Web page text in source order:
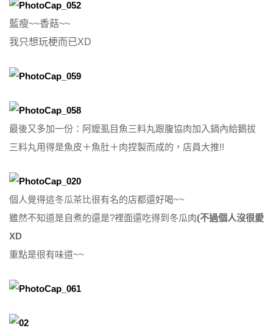
藍瘦~~香菇~~
我只想玩梗而已XD
最後又多加一份：阿嬤虱目魚三料丸跟腹協肉加入鍋內給鵝拔
三料丸用得是魚皮＋魚肚＋肉捏製而成的，店員大推!!
個人覺得這冬瓜茶比很有名的店都還好喝~~
雖然不知道是自煮的還是?裡面還吃得到冬瓜肉(不過個人沒很愛
XD
重點是很有味道~~